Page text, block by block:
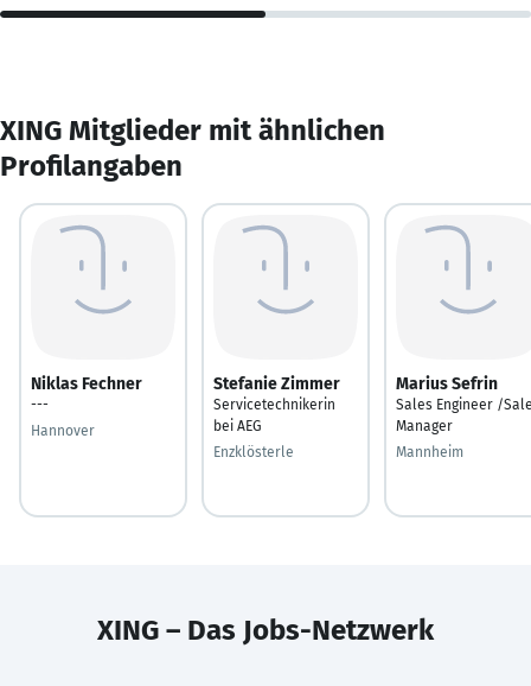
XING Mitglieder mit ähnlichen
Profilangaben
Niklas Fechner
---
Hannover
Stefanie Zimmer
Servicetechnikerin
bei AEG
Enzklösterle
Marius Sefrin
Sales Engineer /
Manager
Mannheim
XING – Das Jobs-Netzwerk